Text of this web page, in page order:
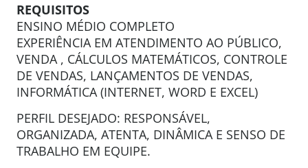
REQUISITOS
ENSINO MÉDIO COMPLETO
EXPERIÊNCIA EM ATENDIMENTO AO PÚBLICO,
VENDA , CÁLCULOS MATEMÁTICOS, CONTROLE
DE VENDAS, LANÇAMENTOS DE VENDAS,
INFORMÁTICA (INTERNET, WORD E EXCEL)
PERFIL DESEJADO: RESPONSÁVEL,
ORGANIZADA, ATENTA, DINÂMICA E SENSO DE
TRABALHO EM EQUIPE.